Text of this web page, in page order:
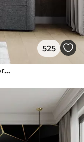
525